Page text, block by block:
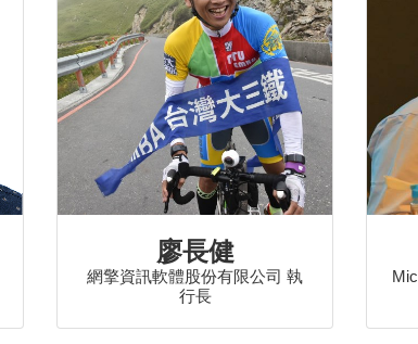
廖長健
網擎資訊軟體股份有限公司 執
行長